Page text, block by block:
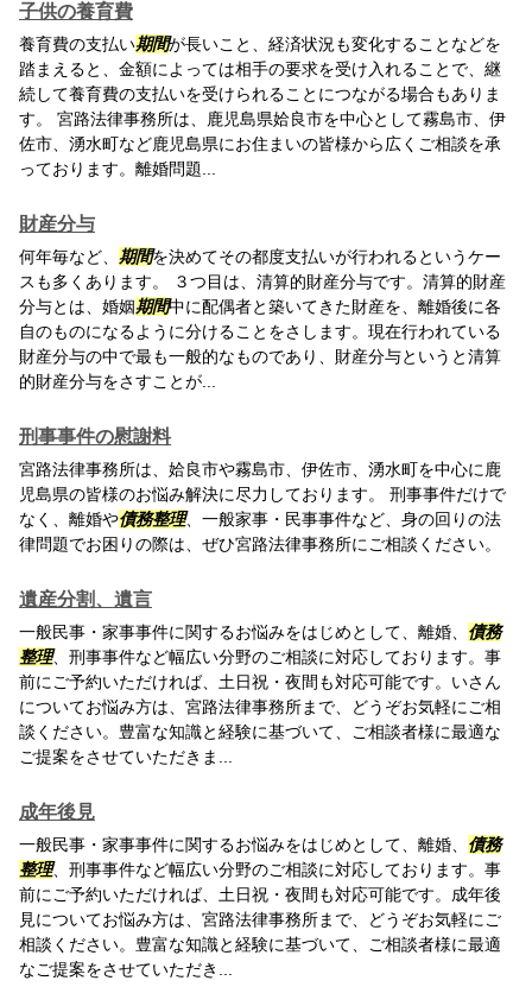
子供の養育費
養育費の支払い期間が長いこと、経済状況も変化することなどを
踏まえると、金額によっては相手の要求を受け入れることで、継
続して養育費の支払いを受けられることにつながる場合もありま
す。 宮路法律事務所は、鹿児島県姶良市を中心として霧島市、伊
佐市、湧水町など鹿児島県にお住まいの皆様から広くご相談を承
っております。離婚問題...
財産分与
何年毎など、 期間を決めてその都度支払いが行われるというケー
スも多くあります。 ３つ目は、清算的財産分与です。清算的財産
分与とは、婚姻期間中に配偶者と築いてきた財産を、離婚後に各
自のものになるように分けることをさします。現在行われている
財産分与の中で最も一般的なものであり、財産分与というと清算
的財産分与をさすことが...
刑事事件の慰謝料
宮路法律事務所は、姶良市や霧島市、伊佐市、湧水町を中心に鹿
児島県の皆様のお悩み解決に尽力しております。 刑事事件だけで
なく、離婚や債務整理、一般家事・民事事件など、身の回りの法
律問題でお困りの際は、ぜひ宮路法律事務所にご相談ください。
遺産分割、遺言
一般民事・家事事件に関するお悩みをはじめとして、離婚、 債務
整理、刑事事件など幅広い分野のご相談に対応しております。事
前にご予約いただければ、土日祝・夜間も対応可能です。いさん
についてお悩み方は、宮路法律事務所まで、どうぞお気軽にご相
談ください。豊富な知識と経験に基づいて、ご相談者様に最適な
ご提案をさせていただきま...
成年後見
一般民事・家事事件に関するお悩みをはじめとして、離婚、 債務
整理、刑事事件など幅広い分野のご相談に対応しております。事
前にご予約いただければ、土日祝・夜間も対応可能です。成年後
見についてお悩み方は、宮路法律事務所まで、どうぞお気軽にご
相談ください。豊富な知識と経験に基づいて、ご相談者様に最適
なご提案をさせていただき...